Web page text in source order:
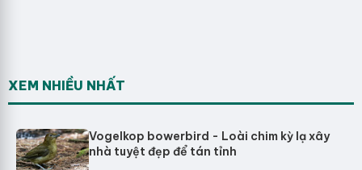
XEM NHIỀU NHẤT
Vogelkop bowerbird - Loài chim kỳ lạ xây
nhà tuyệt đẹp để tán tỉnh